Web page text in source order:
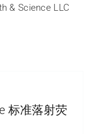
& Science LLC
标准落射荧